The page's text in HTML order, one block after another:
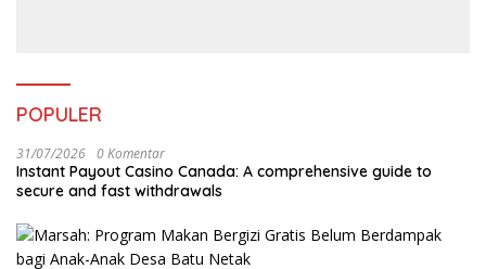
POPULER
31/07/2026 0 Komentar
Instant Payout Casino Canada: A comprehensive guide to
secure and fast withdrawals